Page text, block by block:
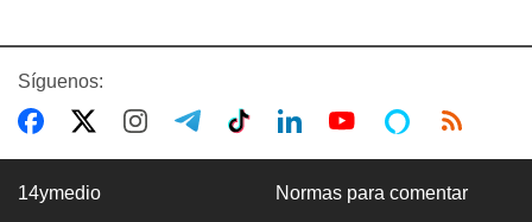
Síguenos:
14ymedio Normas para comentar